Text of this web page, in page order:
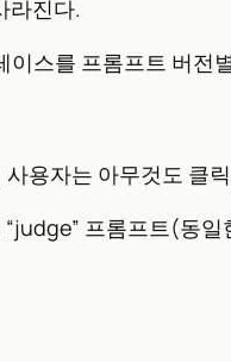
라진다.
스를 프롬프트 버전
용자는 아무것도 클
프롬프트(동